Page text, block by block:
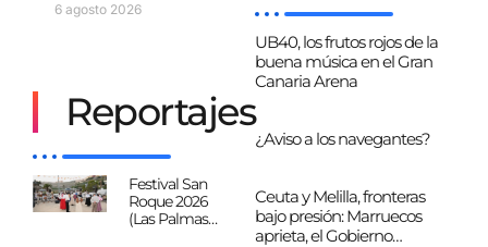
6 agosto 2026
Mogán
Reportajes
Festival San
Roque 2026
(Las Palmas
UB40, los frutos rojos de la
buena música en el Gran
Canaria Arena
¿Aviso a los navegantes?
Ceuta y Melilla, fronteras
bajo presión: Marruecos
aprieta, el Gobierno